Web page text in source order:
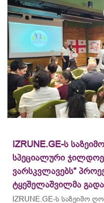
IZRUNE.GE-ს
სპეციალური
ვარსკვლავებს“
ტყეშელაშვილმა
IZRUNE.GE-ს საზეიმო